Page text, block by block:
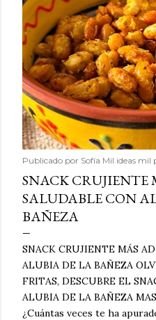
Publicado por Sofía Mil ideas mil
SNACK CRUJIENTE
SALUDABLE CON
BAÑEZA
SNACK CRUJIENTE MÁS
ALUBIA DE LA BAÑEZA
FRITAS, DESCUBRE EL
ALUBIA DE LA BAÑEZA
¿Cuántas veces te ha